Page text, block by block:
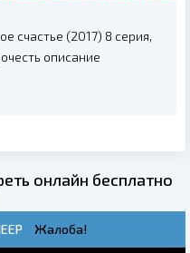
счастье (2017) 8 серия,
описание
онлайн бесплатно
Жалоба!